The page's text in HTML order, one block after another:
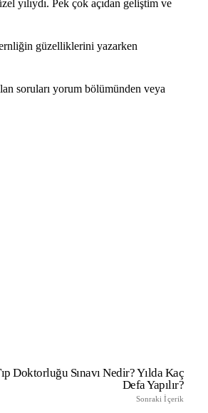
yılıydı. Pek çok açıdan geliştim ve
güzelliklerini yazarken
soruları yorum bölümünden veya
Doktorluğu Sınavı Nedir? Yılda Kaç
Defa Yapılır?
Sonraki İçerik